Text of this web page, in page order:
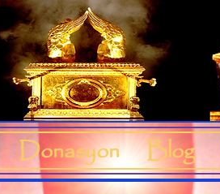
Donasyon Blog